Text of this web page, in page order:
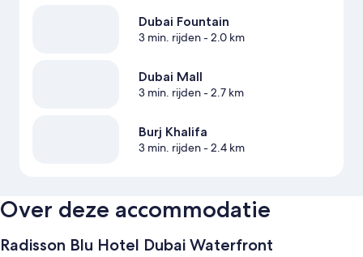
Dubai Fountain
3 min. rijden- 2.0 km
Dubai Mall
3 min. rijden- 2.7 km
Burj Khalifa
3 min. rijden- 2.4 km
Over deze accommodatie
Radisson Blu Hotel Dubai Waterfront